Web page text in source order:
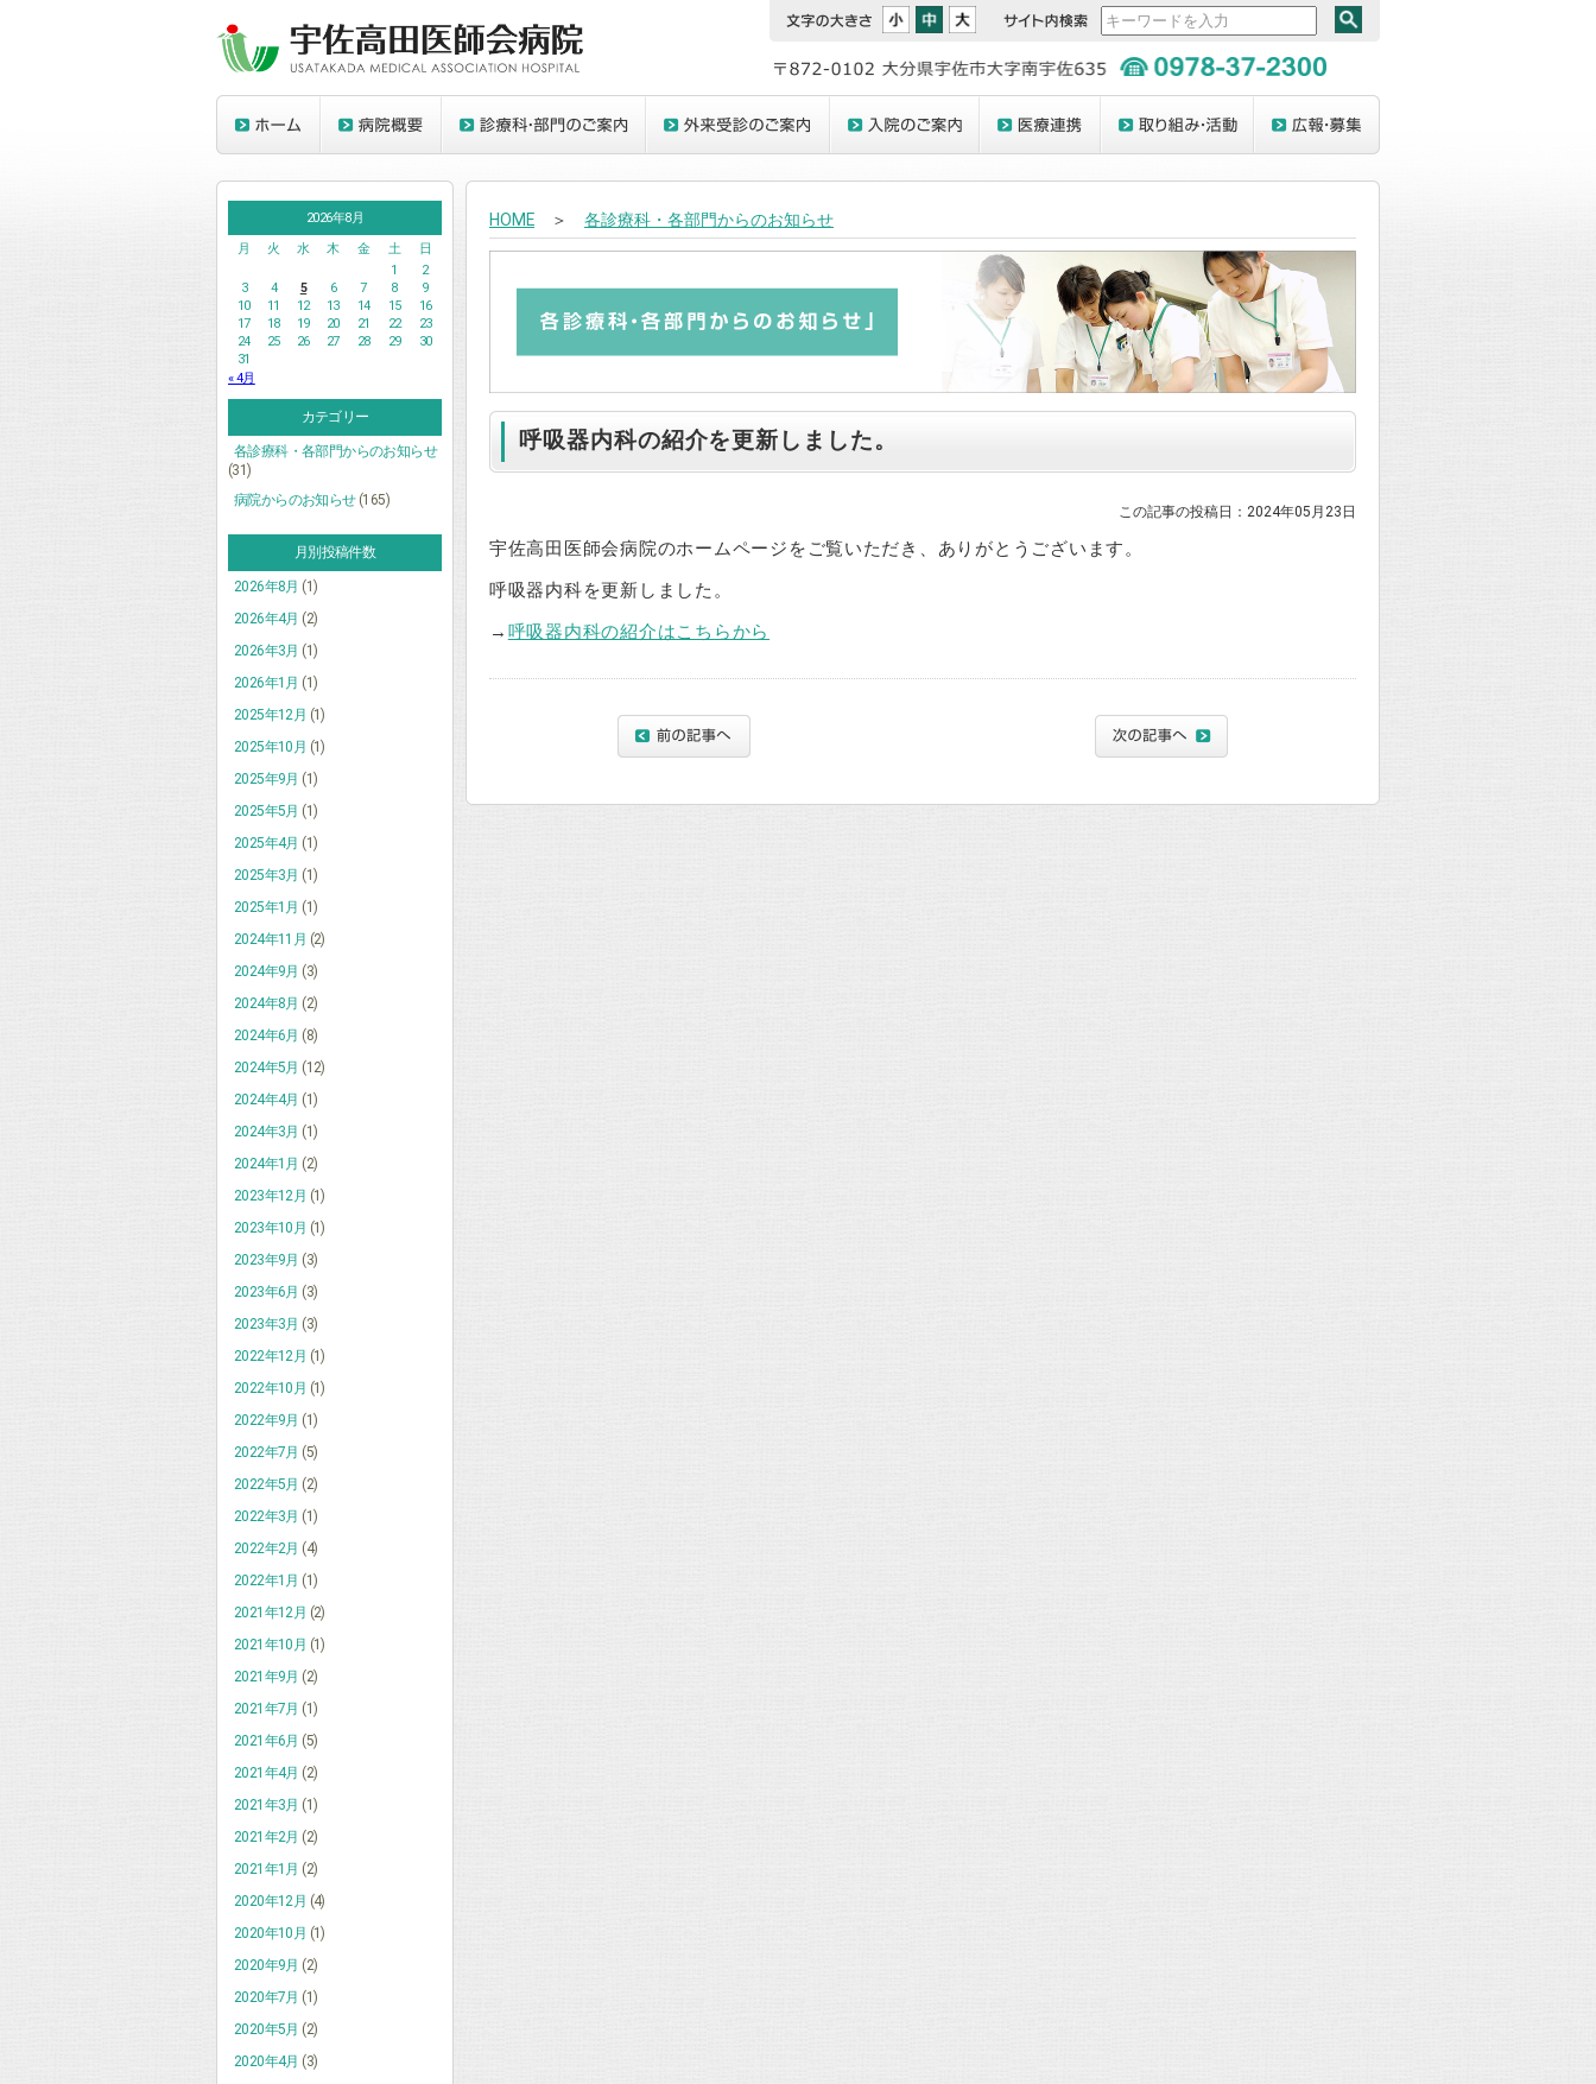
2026年8月
月
火 水 木 金 土
日
1
2
3
4 5 6 7 8
9
10
11 12 13 14 15
16
17
18 19 20 21 22
23
24
25 26 27 28 29
30
31
« 4月
カテゴリー
各診療科・各部門からのお知らせ
(31)
病院からのお知らせ(165)
月別投稿件数
2026年8月 (1)
2026年4月 (2)
2026年3月 (1)
2026年1月 (1)
2025年12月 (1)
2025年10月 (1)
2025年9月 (1)
2025年5月 (1)
2025年4月 (1)
2025年3月 (1)
2025年1月 (1)
2024年11月 (2)
2024年9月 (3)
2024年8月 (2)
2024年6月 (8)
2024年5月 (12)
2024年4月 (1)
2024年3月 (1)
2024年1月 (2)
2023年12月 (1)
2023年10月 (1)
2023年9月 (3)
2023年6月 (3)
2023年3月 (3)
2022年12月 (1)
2022年10月 (1)
2022年9月 (1)
2022年7月 (5)
2022年5月 (2)
2022年3月 (1)
2022年2月 (4)
2022年1月 (1)
2021年12月 (2)
2021年10月 (1)
2021年9月 (2)
2021年7月 (1)
2021年6月 (5)
2021年4月 (2)
2021年3月 (1)
2021年2月 (2)
2021年1月 (2)
2020年12月 (4)
2020年10月 (1)
2020年9月 (2)
2020年7月 (1)
2020年5月 (2)
2020年4月 (3)
HOME ＞ 各診療科・各部門からのお知らせ
呼吸器内科の紹介を更新しました。
この記事の投稿日：2024年05月23日
宇佐高田医師会病院のホームページをご覧いただき、ありがとうございます。
呼吸器内科を更新しました。
→ 呼吸器内科の紹介はこちらから